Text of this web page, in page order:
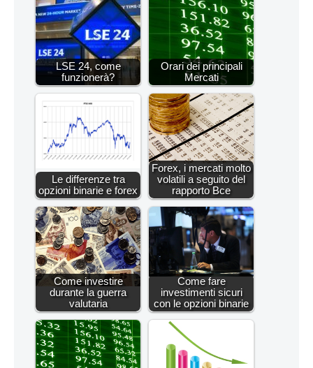
LSE 24, come
funzionerà?
Orari dei principali
Mercati
Le differenze tra
opzioni binarie e forex
Forex, i mercati molto
volatili a seguito del
rapporto Bce
Come investire
durante la guerra
valutaria
Come fare
investimenti sicuri
con le opzioni binarie